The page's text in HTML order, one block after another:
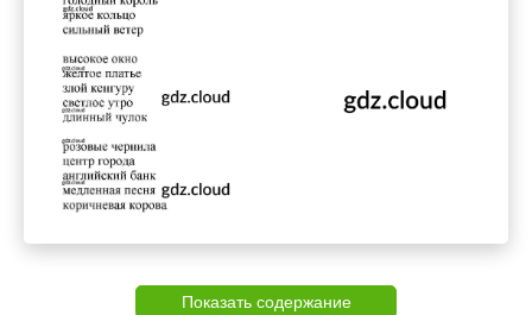
Показать содержание